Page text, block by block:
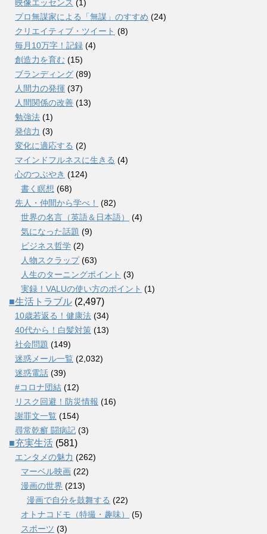
映像エッセンス (1)
プロ無謀家による「無謀」のすすめ (24)
クリエイティブ・ツイート (8)
毎月10万字！記録 (4)
創造力を育む (15)
ブランディング (89)
人間力の発揮 (37)
人間関係の改善 (13)
勉強法 (1)
発信力 (3)
変化に適応する (2)
マインドフルネスに生きる (4)
心のつぶやき (124)
書く瞑想 (68)
先人・仲間から学べ！
(82)
世界の名言（英語＆日本語）
(4)
気になった話題 (9)
ビジネス哲学 (2)
人物スクラップ(63)
人生のターニングポイント (3)
実録！VALUの使い方のポイント (1)
■生活トラブル (2,497)
10歳若返る！健康法 (34)
40代から！白髪対策 (13)
社会問題 (149)
迷惑メール一覧 (2,032)
迷惑電話 (39)
#コロナ団結 (12)
リスク回避！防災情報 (16)
謝罪文一覧 (154)
尋常乾癬 闘病記 (3)
■充実生活 (581)
エンタメの魅力 (262)
マーベル映画 (22)
漫画の世界 (213)
漫画で自分を鼓舞する (22)
オトナコドモ（特撮・趣味）
(5)
スポーツ (3)